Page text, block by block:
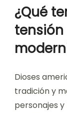
¿Qué
Dioses
tradición y
personajes y